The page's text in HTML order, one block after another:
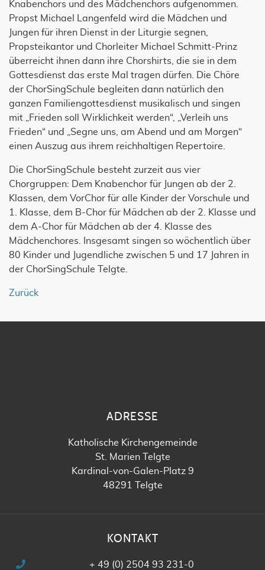
Knabenchors und des Mädchenchors aufgenommen.
Propst Michael Langenfeld wird die Mädchen und
Jungen für ihren Dienst in der Liturgie segnen,
Propsteikantor und Chorleiter Michael Schmitt-Prinz
überreicht ihnen dann ihre Chorshirts, die sie in dem
Gottesdienst das erste Mal tragen dürfen. Die Chöre
der ChorSingSchule begleiten dann natürlich den
ganzen Familiengottesdienst musikalisch und singen
mit „Frieden soll Wirklichkeit werden“, „Verleih uns
Frieden“ und „Segne uns, am Abend und am Morgen“
einen Auszug aus ihrem reichhaltigen Repertoire.
Die ChorSingSchule besteht zurzeit aus vier
Chorgruppen: Dem Knabenchor für Jungen ab der 2.
Klassen, dem VorChor für alle Kinder der Vorschule und
1. Klasse, dem B-Chor für Mädchen ab der 2. Klasse und
dem A-Chor für Mädchen ab der 4. Klasse des
Mädchenchores. Insgesamt singen so wöchentlich über
80 Kinder und Jugendliche zwischen 5 und 17 Jahren in
der ChorSingSchule Telgte.
Zurück
ADRESSE
Katholische Kirchengemeinde
St. Marien Telgte
Kardinal-von-Galen-Platz 9
48291 Telgte
KONTAKT
+ 49 (0) 2504 93 231-0